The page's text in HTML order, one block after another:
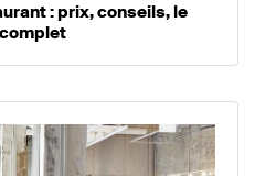
: prix, conseils, le